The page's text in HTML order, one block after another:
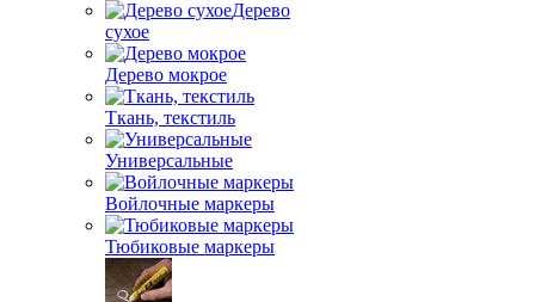
Дерево
сухое
Дерево мокрое
Ткань, текстиль
Универсальные
Войлочные маркеры
Тюбиковые маркеры